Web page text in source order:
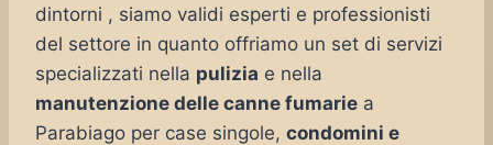
dintorni , siamo validi esperti e professionisti
del settore in quanto offriamo un set di servizi
specializzati nella pulizia e nella
manutenzione delle canne fumarie a
Parabiago per case singole, condomini e